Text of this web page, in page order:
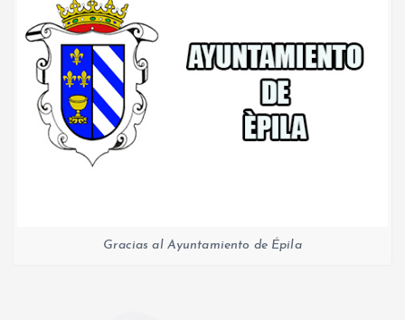
Gracias al Ayuntamiento de Épila